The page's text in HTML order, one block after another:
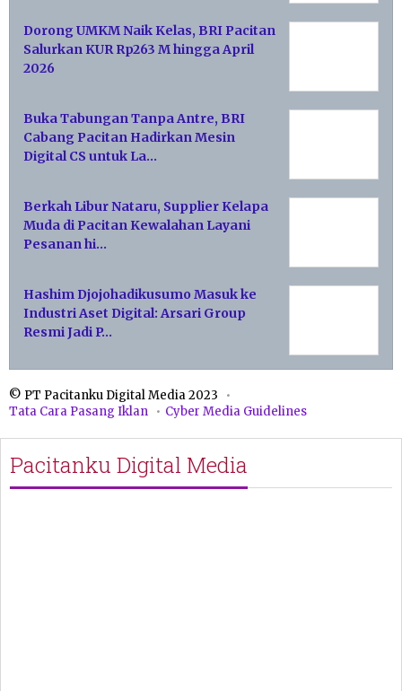
Dorong UMKM Naik Kelas, BRI Pacitan
Salurkan KUR Rp263 M hingga April
2026
Buka Tabungan Tanpa Antre, BRI
Cabang Pacitan Hadirkan Mesin
Digital CS untuk La…
Berkah Libur Nataru, Supplier Kelapa
Muda di Pacitan Kewalahan Layani
Pesanan hi…
Hashim Djojohadikusumo Masuk ke
Industri Aset Digital: Arsari Group
Resmi Jadi P…
© PT Pacitanku Digital Media 2023
Tata Cara Pasang Iklan
Cyber Media Guidelines
Pacitanku Digital Media